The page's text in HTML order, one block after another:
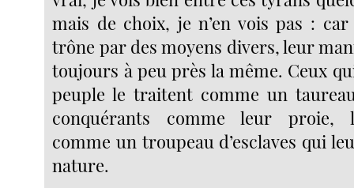
mais de choix, je n’en vois pas :
trône par des moyens divers, leur
toujours à peu près la même. Ceux
peuple le traitent comme un
conquérants comme leur proie,
comme un troupeau d’esclaves qui
nature.